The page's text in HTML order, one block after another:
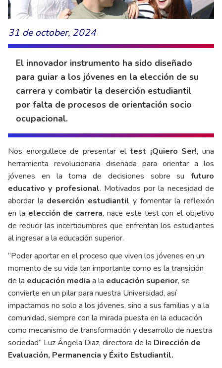
31 de october, 2024
El innovador instrumento ha sido diseñado
para guiar a los jóvenes en la elección de su
carrera y combatir la deserción estudiantil
por falta de procesos de orientación socio
ocupacional.
Nos enorgullece de presentar eltest ¡Quiero Ser!, una
herramienta revolucionaria diseñada para orientar a los
jóvenes en la toma de decisiones sobre su futuro
educativo y profesional. Motivados por la necesidad de
abordar la deserción estudiantil y fomentar la reflexión
en la elección de carrera, nace este test con el objetivo
de reducir las incertidumbres que enfrentan los estudiantes
al ingresar a la educación superior.
“Poder aportar en el proceso que viven los jóvenes en un
momento de su vida tan importante como es la transición
de la educación media a la educación superior, se
convierte en un pilar para nuestra Universidad, así
impactamos no solo a los jóvenes, sino a sus familias y a la
comunidad, siempre con la mirada puesta en la educación
como mecanismo de transformación y desarrollo de nuestra
sociedad” Luz Ángela Diaz, directora de la Dirección de
Evaluación, Permanencia y Éxito Estudiantil.